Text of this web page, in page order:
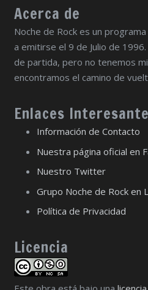
Acerca de
Noche de Rock es un
a emitirse el 9 de Julio de
de partida, pero no tenemos
encontramos el camino de
Enlaces
Información de Contacto
Nuestra página oficial en
Nuestro Twitter
Grupo Noche de Rock en
Política de Privacidad
Licencia